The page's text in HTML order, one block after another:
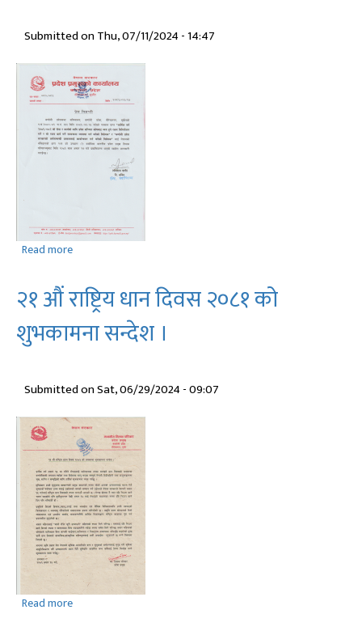
Submitted onThu, 07/11/2024 - 14:47
Read more
२०८१/०८२
सेवा
लागि
सञ्चित
कोषबाट
व्यय
हुने
रकम
विनियोजन
गर्ने
र
सो
रकम
२१ ‍‍औं राष्ट्रिय धान दिवस २०८१ को
शुभकामना सन्देश ।
Submitted onSat, 06/29/2024 - 09:07
Read more